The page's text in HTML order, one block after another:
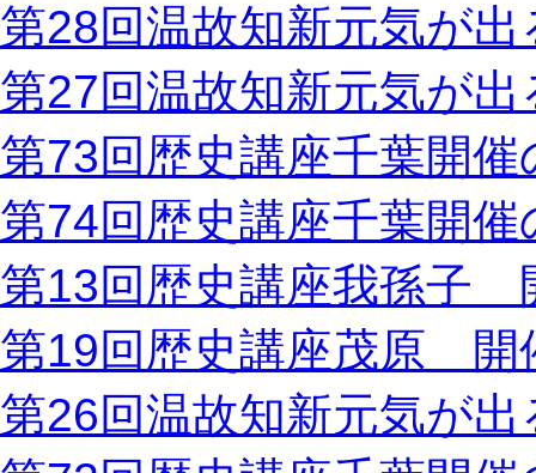
第28回温故知新元気が
第27回温故知新元気が
第73回歴史講座千葉開催
第74回歴史講座千葉開催
第13回歴史講座我孫子
第19回歴史講座茂原 開
第26回温故知新元気が